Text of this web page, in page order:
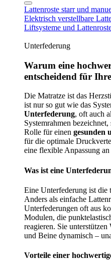
Lattenroste starr und
Elektrisch verstellbare
Liftsysteme und
Unterfederung
Warum eine
entscheidend für
Die Matratze ist das
ist nur so gut wie das
Unterfederung, oft auch
Systemrahmen
Rolle für einen gesunden
für die optimale
eine flexible Anpassung
Was ist eine
Eine Unterfederung ist die
Anders als einfache
Unterfederungen oft aus
Modulen, die
reagieren. Sie
und Beine dynamisch –
Vorteile einer